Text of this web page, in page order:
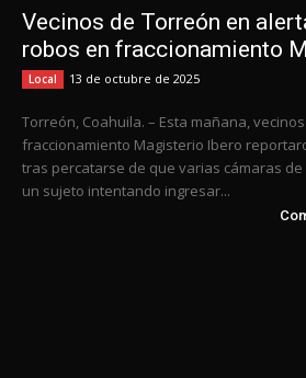
Vecinos de Torreón en
robos en fraccionamiento
Local 13 de octubre de 2025
Torreón, Coahuila. – Esta mañana,
fraccionamiento Magisterio Ibero
tras percatarse de que varias cámaras
un sujeto intentando ingresar...